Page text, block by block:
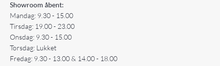
Showroom åbent:
Mandag: 9.30 - 15.00
Tirsdag: 19.00 - 23.00
Onsdag: 9.30 - 15.00
Torsdag: Lukket
Fredag: 9.30 - 13.00 & 14.00 - 18.00